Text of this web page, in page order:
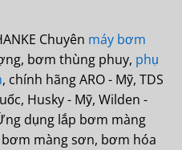
Chuyên máy bơm
bơm thùng phuy, phụ
, chính hãng ARO - Mỹ, TDS
Husky - Mỹ, Wilden -
dụng lắp bơm màng
màng sơn, bơm hóa